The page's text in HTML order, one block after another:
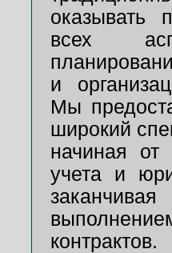
оказывать
всех
и
Мы
широкий
начиная от
учета и
контрактов.